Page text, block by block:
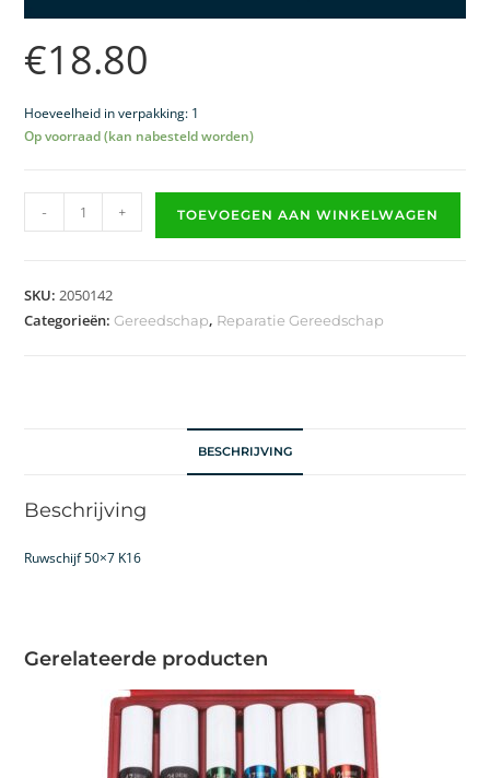
€18.80
Hoeveelheid in verpakking: 1
Op voorraad (kan nabesteld worden)
- + TOEVOEGEN AAN WINKELWAGEN
SKU:2050142
Categorieën:Gereedschap, Reparatie Gereedschap
BESCHRIJVING
Beschrijving
Ruwschijf 50×7 K16
Gerelateerde producten